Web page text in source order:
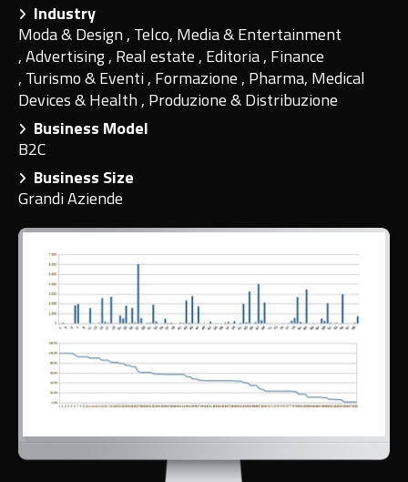
Industry
Moda & Design , Telco, Media & Entertainment
,Advertising, Real estate , Editoria, Finance
, Turismo & Eventi, Formazione , Pharma, Medical
Devices & Health , Produzione & Distribuzione
Business Model
B2C
Business Size
Grandi Aziende